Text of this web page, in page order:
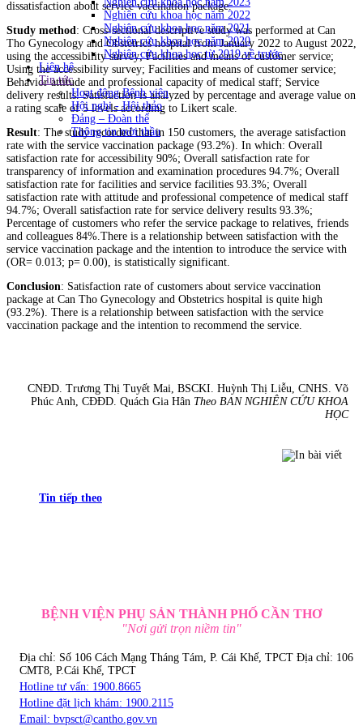
Nghiên cứu khoa học năm 2022
Nghiên cứu khoa học năm 2021
Nghiên cứu khoa học năm 2020
Nghiên cứu khoa học từ 2019 về trước
Liên hệ
Tin tức
Hoạt động Bệnh viện
Hội nghị - Hội thảo
Đảng – Đoàn thể
Thông tin mời thầu
dissatisfaction about service vaccination package.
Study method : Cross-sectional descriptive study was performed at Can
Tho Gynecology and Obstetrics hospital from January 2022 to August 2022,
using the accessibility survey; Facilities and means of customer service;
Using the accessibility survey; Facilities and means of customer service;
Behavior attitude and professional capacity of medical staff; Service
delivery results. Satisfaction is analyzed by percentage and average value on
a rating scale of 5 levels according to Likert scale.
Result: The study recorded that in 150 customers, the average satisfaction
rate with the service vaccination package (93.2%). In which: Overall
satisfaction rate for accessibility 90%; Overall satisfaction rate for
transparency of information and examination procedures 94.7%; Overall
satisfaction rate for facilities and service facilities 93.3%; Overall
satisfaction rate with attitude and professional competence of medical staff
94.7%; Overall satisfaction rate for service delivery results 93.3%;
Percentage of customers who refer the service package to relatives, friends
and colleagues 84%.There is a relationship between satisfaction with the
service vaccination package and the intention to introduce the service with
(OR= 0.013; p= 0.00), is statistically significant.
Conclusion: Satisfaction rate of customers about service vaccination
package at Can Tho Gynecology and Obstetrics hospital is quite high
(93.2%). There is a relationship between satisfaction with the service
vaccination package and the intention to recommend the service.
CNĐD. Trương Thị Tuyết Mai, BSCKI. Huỳnh Thị Liễu, CNHS. Võ
Phúc Anh, CĐĐD. Quách Gia Hân Theo BAN NGHIÊN CỨU KHOA
HỌC
Tin tiếp theo
BỆNH VIỆN PHỤ SẢN THÀNH PHỐ CẦN THƠ
"Nơi gửi trọn niềm tin"
Địa chỉ: Số 106 Cách Mạng Tháng Tám, P. Cái Khế, TPCT Địa chỉ: 106
CMT8, P.Cái Khế, TPCT
Hotline tư vấn: 1900.8665
Hotline đặt lịch khám: 1900.2115
Email: bvpsct@cantho.gov.vn